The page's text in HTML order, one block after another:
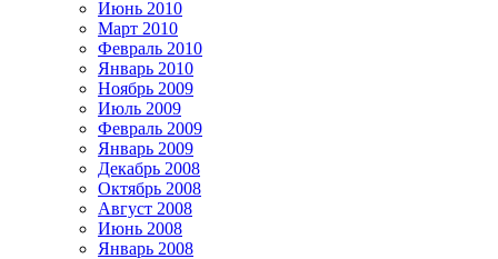
Июнь 2010
Март 2010
Февраль 2010
Январь 2010
Ноябрь 2009
Июль 2009
Февраль 2009
Январь 2009
Декабрь 2008
Октябрь 2008
Август 2008
Июнь 2008
Январь 2008